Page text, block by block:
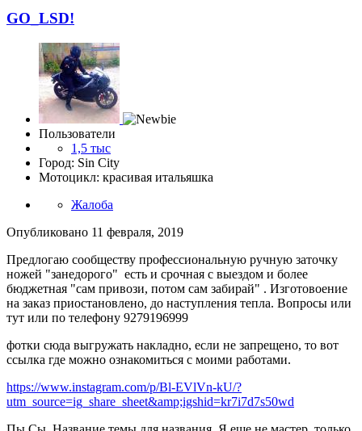
GO_LSD!
Пользователи
1,5 тыс
Город: Sin City
Мотоцикл: красивая итальяшка
Жалоба
Опубликовано 11 февраля, 2019
Предлогаю сообществу профессиональную ручную заточку
ножей "занедорого" есть и срочная с выездом и более
бюджетная "сам привози, потом сам забирай" . Изготовоение
на заказ приостановлено, до наступления тепла. Вопросы или
тут или по телефону 9279196999
фотки сюда выгружать накладно, если не запрещено, то вот
ссылка где можно ознакомиться с моими работами.
https://www.instagram.com/p/Bl-EVlVn-kU/?
utm_source=ig_share_sheet&amp;igshid=kr7i7d7s50wd